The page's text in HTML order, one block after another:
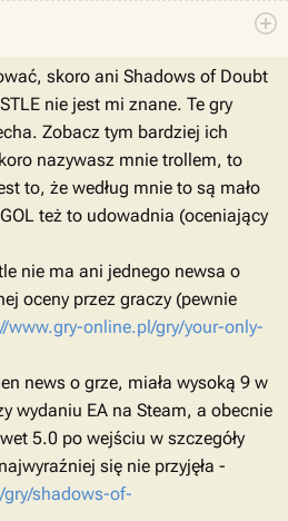
skoro ani Shadows of Doubt
nie jest mi znane. Te gry
Zobacz tym bardziej ich
nazywasz mnie trollem, to
to, że według mnie to są mało
też to udowadnia (oceniający
nie ma ani jednego newsa o
oceny przez graczy (pewnie
www.gry-online.pl/gry/your-only-
news o grze, miała wysoką 9 w
wydaniu EA na Steam, a obecnie
5.0 po wejściu w szczegóły
się nie przyjęła -
shadows-of-